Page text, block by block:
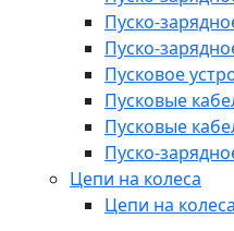
Пуско-
Пуско-
Пусковое
Пусковые
Пусковые
Пуско-
Цепи на колеса
Цепи на